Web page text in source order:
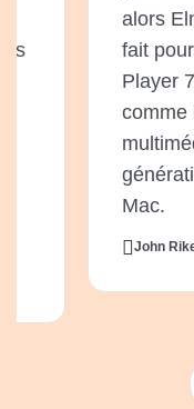
alors
fait
Player
comme
Mac.
John